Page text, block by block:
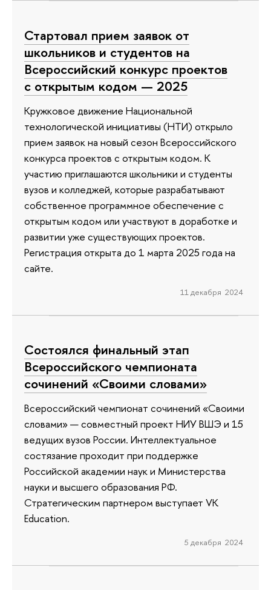
Стартовал прием заявок от
школьников и студентов на
Всероссийский конкурс проектов
с открытым кодом — 2025
Кружковое движение Национальной
технологической инициативы (НТИ) открыло
прием заявок на новый сезон Всероссийского
конкурса проектов с открытым кодом. К
участию приглашаются школьники и студенты
вузов и колледжей, которые разрабатывают
собственное программное обеспечение с
открытым кодом или участвуют в доработке и
развитии уже существующих проектов.
Регистрация открыта до 1 марта 2025 года на
сайте.
11 декабря 2024
Состоялся финальный этап
Всероссийского чемпионата
сочинений «Своими словами»
Всероссийский чемпионат сочинений «Своими
словами» — совместный проект НИУ ВШЭ и 15
ведущих вузов России. Интеллектуальное
состязание проходит при поддержке
Российской академии наук и Министерства
науки и высшего образования РФ.
Стратегическим партнером выступает VK
Education.
5 декабря 2024